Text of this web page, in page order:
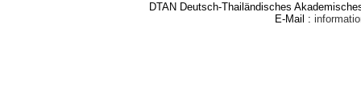
DTAN Deutsch-Thailändisches
E-Mail :